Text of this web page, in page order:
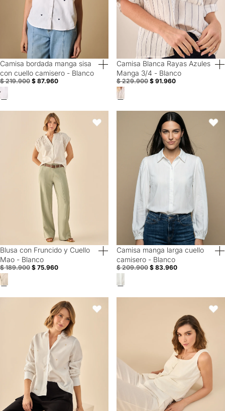
60% Off
Camisa bordada manga sisa
con cuello camisero - Blanco
$ 219.900 $ 87.960
60% Off
Camisa Blanca Rayas Azules
Manga 3/4 - Blanco
$ 229.900 $ 91.960
Blusa con Fruncido y Cuello Mao - Blanco
60% Off
Blusa con Fruncido y Cuello
Mao - Blanco
$ 189.900 $ 75.960
Favoritos
Camisa manga larga cuello
60% Off
Camisa manga larga cuello
camisero - Blanco
$ 209.900 $ 83.960
Camisa clásica de manga larga para mujer - Blanco
Favoritos